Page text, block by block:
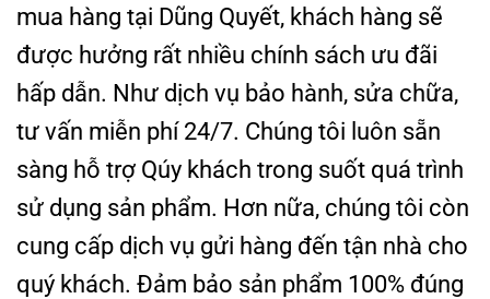
mua hàng tại Dũng Quyết, khách hàng sẽ
được hưởng rất nhiều chính sách ưu đãi
hấp dẫn. Như dịch vụ bảo hành, sửa chữa,
tư vấn miễn phí 24/7. Chúng tôi luôn sẵn
sàng hỗ trợ Qúy khách trong suốt quá trình
sử dụng sản phẩm. Hơn nữa, chúng tôi còn
cung cấp dịch vụ gửi hàng đến tận nhà cho
quý khách. Đảm bảo sản phẩm 100% đúng